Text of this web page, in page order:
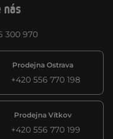
300 970
Prodejna Ostrava
+420 556 770 198
Prodejna Vítkov
+420 556 770 199